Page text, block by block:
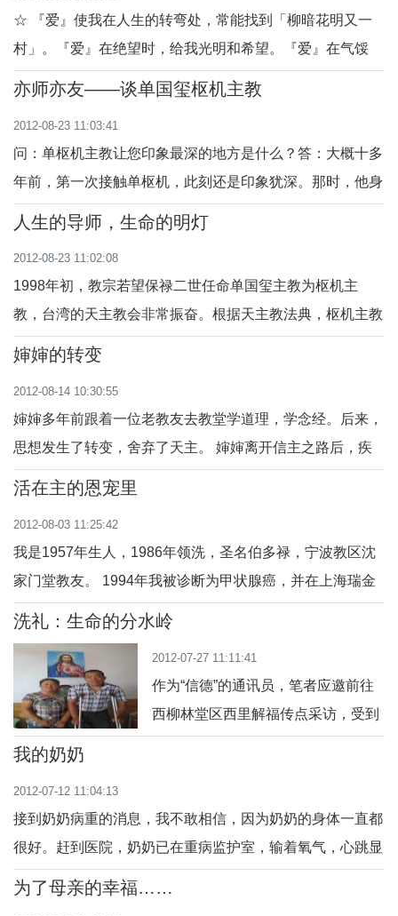
☆ 『爱』使我在人生的转弯处，常能找到「柳暗花明又一
村」。『爱』在绝望时，给我光明和希望。『爱』在气馁
时，给我鼓励和力量。☆ 『爱...
亦师亦友——谈单国玺枢机主教
2012-08-23 11:03:41
问：单枢机主教让您印象最深的地方是什么？答：大概十多
年前，第一次接触单枢机，此刻还是印象犹深。那时，他身
穿神职西装，头发、衣服都非...
人生的导师，生命的明灯
2012-08-23 11:02:08
1998年初，教宗若望保禄二世任命单国玺主教为枢机主
教，台湾的天主教会非常振奋。根据天主教法典，枢机主教
们组成枢机团，有权依法选举教...
婶婶的转变
2012-08-14 10:30:55
婶婶多年前跟着一位老教友去教堂学道理，学念经。后来，
思想发生了转变，舍弃了天主。 婶婶离开信主之路后，疾
病接二连三，除患了帕金森...
活在主的恩宠里
2012-08-03 11:25:42
我是1957年生人，1986年领洗，圣名伯多禄，宁波教区沈
家门堂教友。 1994年我被诊断为甲状腺癌，并在上海瑞金
医院做了甲状腺全切手术。从...
洗礼：生命的分水岭
2012-07-27 11:11:41
作为“信德”的通讯员，笔者应邀前往
西柳林堂区西里解福传点采访，受到
我的奶奶
2012-07-12 11:04:13
接到奶奶病重的消息，我不敢相信，因为奶奶的身体一直都
很好。赶到医院，奶奶已在重病监护室，输着氧气，心跳显
示已经很弱了。虽然医生尽...
为了母亲的幸福……